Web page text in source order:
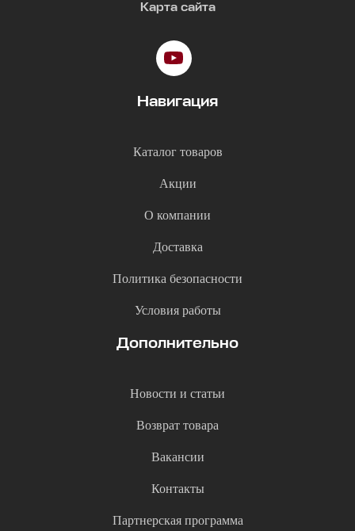
Карта сайта
Навигация
Каталог товаров
Акции
О компании
Доставка
Политика безопасности
Условия работы
Дополнительно
Новости и статьи
Возврат товара
Вакансии
Контакты
Партнерская программа